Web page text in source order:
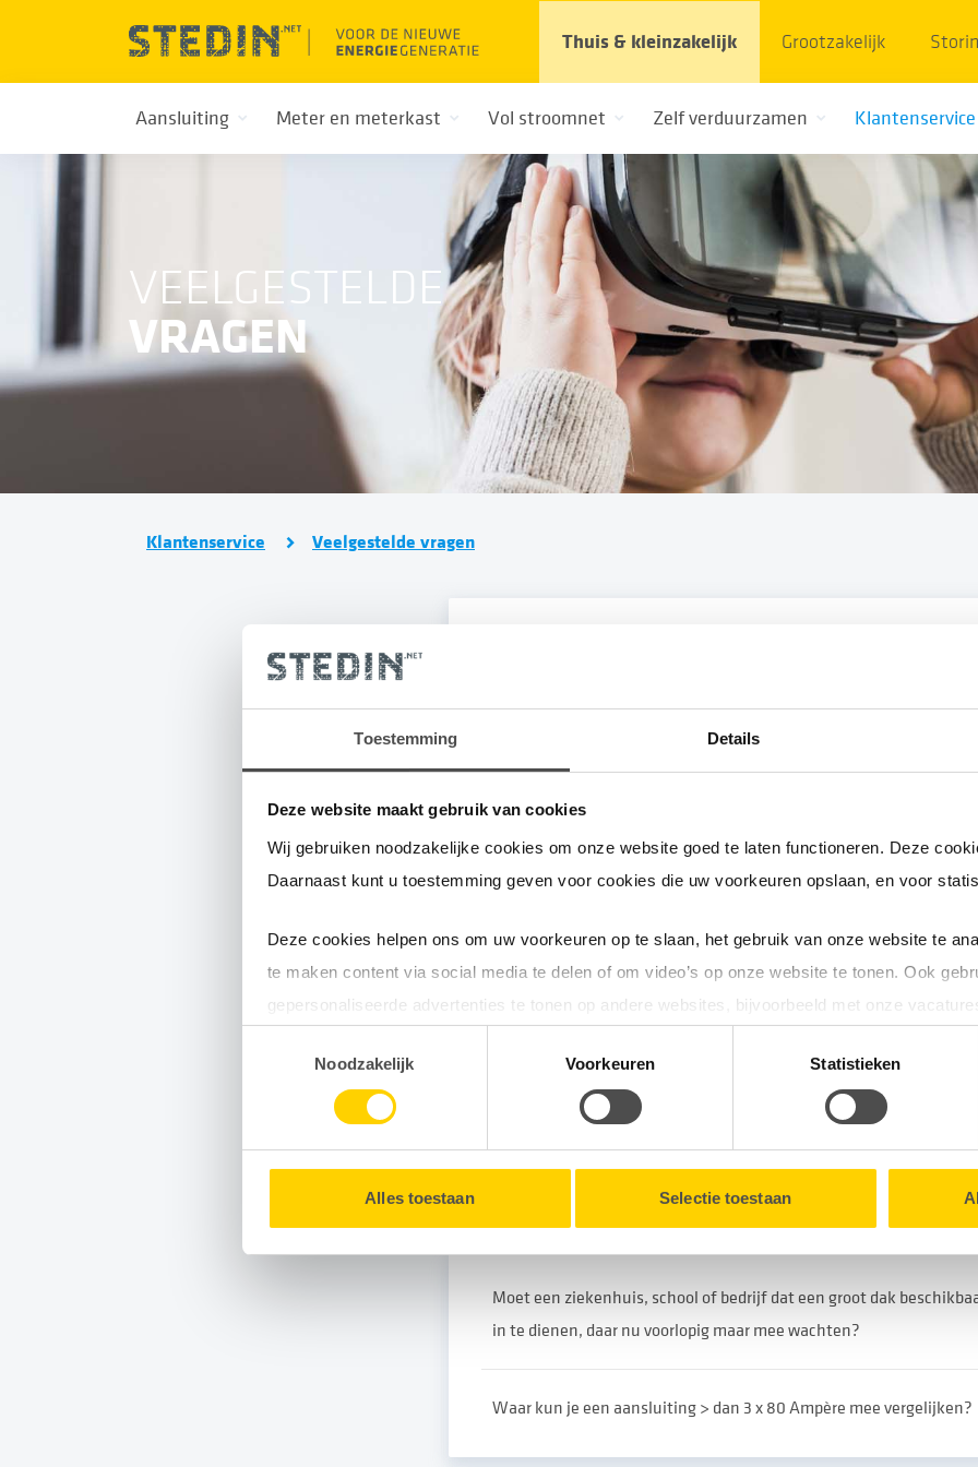
Toestemming Details
Deze website maakt gebruik van cookies
Wij gebruiken noodzakelijke cookies om onze website goed te laten functioneren. Deze
Daarnaast kunt u toestemming geven voor cookies die uw voorkeuren opslaan, en voor
Deze cookies helpen ons om uw voorkeuren op te slaan, het gebruik van onze website te
te maken content via social media te delen of om video’s op onze website te tonen. Ook
gepersonaliseerde advertenties te tonen op andere websites, bijvoorbeeld met onze vacatures.
Door gebruik te maken van optionele cookies verzamelen wij, samen met onze partners,
uw surfgedrag binnen en buiten onze website.
U kunt uw toestemming op elk moment intrekken via deCookieverklaringonderaan onze
Noodzakelijk
Voorkeuren Statistieken
Selectie toestaan
Alles toestaan
Thuis & kleinzakelijk Grootzakelijk
Aansluiting Meter en meterkast Vol stroomnet Zelf verduurzamen Klantenservice
VEELGESTELDE
VRAGEN
Klantenservice Veelgestelde vragen
beschikbaar heeft en van plan
dienen, daar nu voorlopig maar
Scholen en kleinere bedrijfspanden hebben typisch een aansluiting
congestie. Zij kunnen gewoon doorgaan met zonnepanelen plaatsen.
Grotere bedrijfspanden en ziekenhuizen kunnen geen
Zij vallen onder de aansluitcategorie groter dan 3x80 Ampère.
de tijd terugleveren, aan het net dus alle opgewekte energie gelijk
Heeft deze pagina u geholpen bij uw vraag?
Gerelateerde vragen
Moet een ziekenhuis, school of bedrijf dat een groot dak
in te dienen, daar nu voorlopig maar mee wachten?
Waar kun je een aansluiting > dan 3 x 80 Ampère mee vergelijken?